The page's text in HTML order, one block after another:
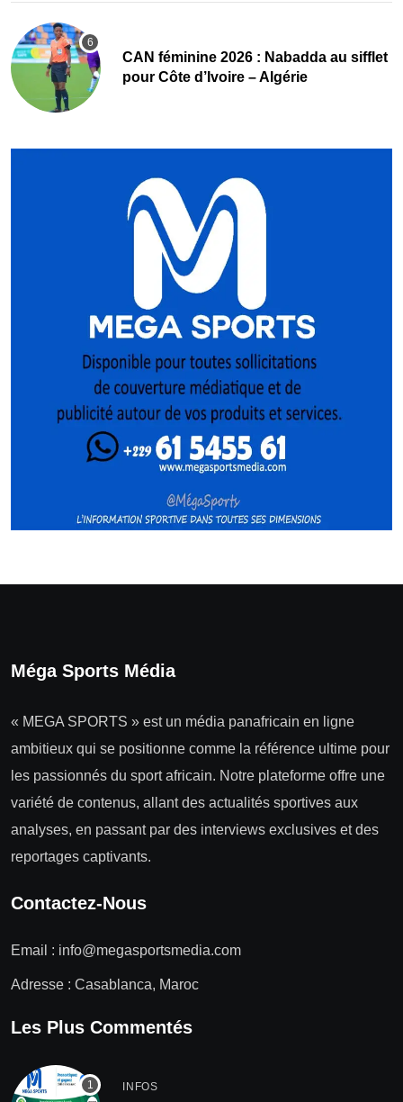
‎CAN féminine 2026 : Nabadda au sifflet
pour Côte d’Ivoire – Algérie
Méga Sports Média
« MEGA SPORTS » est un média panafricain en ligne
ambitieux qui se positionne comme la référence ultime pour
les passionnés du sport africain. Notre plateforme offre une
variété de contenus, allant des actualités sportives aux
analyses, en passant par des interviews exclusives et des
reportages captivants.
Contactez-Nous
Email : info@megasportsmedia.com
Adresse : Casablanca, Maroc
Les Plus Commentés
INFOS